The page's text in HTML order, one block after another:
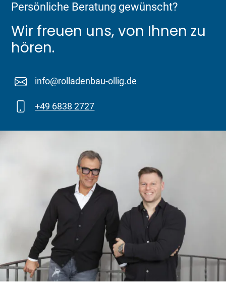
Persönliche Beratung gewünscht?
Wir freuen uns, von Ihnen zu
hören.
info@rolladenbau-ollig.de
+49 6838 2727